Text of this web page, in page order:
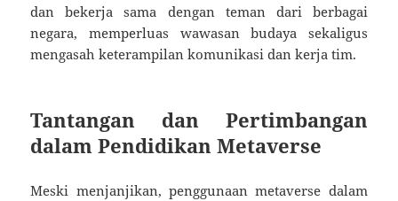
dan bekerja sama dengan teman dari berbagai
negara, memperluas wawasan budaya sekaligus
mengasah keterampilan komunikasi dan kerja tim.
Tantangan dan Pertimbangan
dalam Pendidikan Metaverse
Meski menjanjikan, penggunaan metaverse dalam